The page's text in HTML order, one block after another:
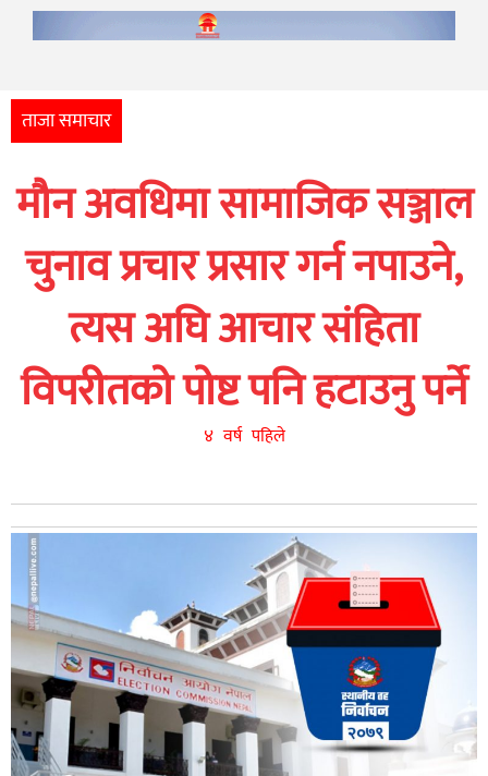
मनोरञ्जन
आर्थिक
नेपाली
युनिकोड
ताजा समाचार
मौन अवधिमा सामाजिक सञ्जाल
चुनाव प्रचार प्रसार गर्न नपाउने,
त्यस अघि आचार संहिता
विपरीतको पोष्ट पनि हटाउनु पर्ने
४ वर्ष पहिले